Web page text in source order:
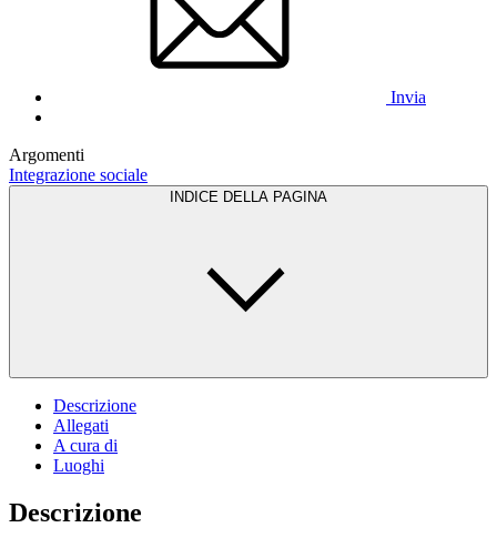
Invia
Argomenti
Integrazione sociale
INDICE DELLA PAGINA
Descrizione
Allegati
A cura di
Luoghi
Descrizione